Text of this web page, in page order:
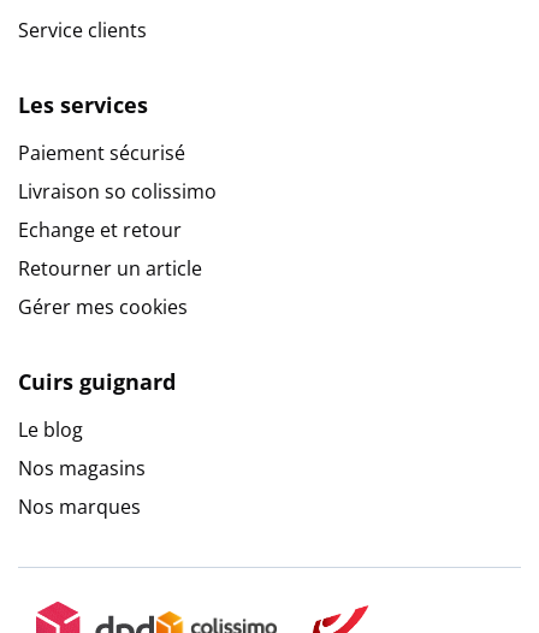
Service clients
Les services
Paiement sécurisé
Livraison so colissimo
Echange et retour
Retourner un article
Gérer mes cookies
Cuirs guignard
Le blog
Nos magasins
Nos marques